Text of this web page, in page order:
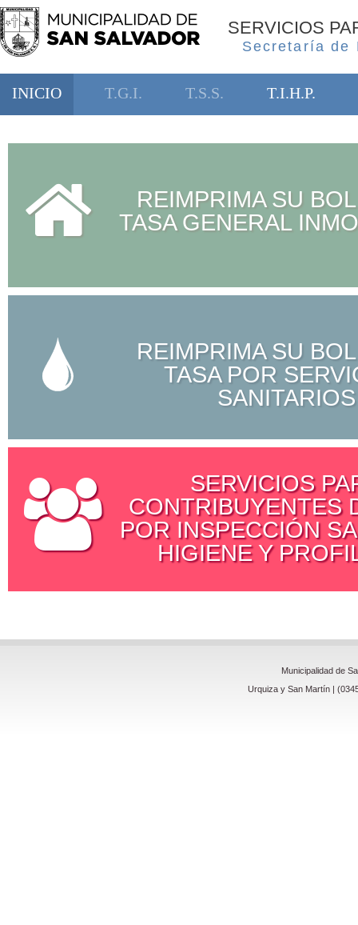
SERVICIOS
Secretaría de
INICIO T.G.I. T.S.S. T.I.H.P.
REIMPRIMA SU
TASA GENERAL
REIMPRIMA SU
TASA POR
SANITARIOS
SERVICIOS
CONTRIBUYENTES
POR INSPECCIÓN
HIGIENE Y
Municipalidad de
Urquiza y San Martín |